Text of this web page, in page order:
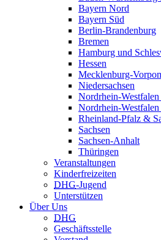
Bayern Nord
Bayern Süd
Berlin-Brandenburg
Bremen
Hamburg und
Hessen
Mecklenburg-
Niedersachsen
Nordrhein-
Nordrhein-
Rheinland-Pfalz &
Sachsen
Sachsen-Anhalt
Thüringen
Veranstaltungen
Kinderfreizeiten
DHG-Jugend
Unterstützen
Über Uns
DHG
Geschäftsstelle